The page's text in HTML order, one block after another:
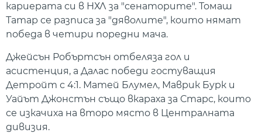
кариерата си в НХЛ за "сенаторите". Томаш
Татар се разписа за "дяволите", които нямат
победа в четири поредни мача.
Джейсън Робъртсън отбеляза гол и
асистенция, а Далас победи гостуващия
Детройт с 4:1. Матей Блумел, Маврик Бурк и
Уайът Джонстън също вкараха за Старс, които
се изкачиха на второ място в Централната
дивизия.